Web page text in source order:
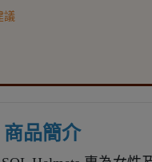
議
商品簡介